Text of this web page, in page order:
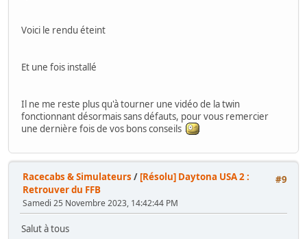
Voici le rendu éteint
Et une fois installé
Il ne me reste plus qu'à tourner une vidéo de la twin
fonctionnant désormais sans défauts, pour vous remercier
une dernière fois de vos bons conseils
#9
Racecabs & Simulateurs / [Résolu] Daytona USA 2 :
Retrouver du FFB
Samedi 25 Novembre 2023, 14:42:44 PM
Salut à tous